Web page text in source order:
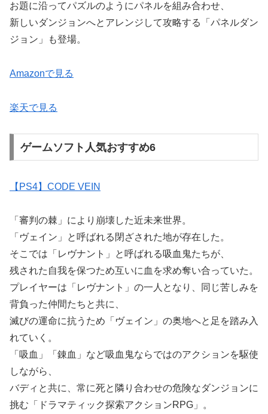
お題に沿ってパズルのようにパネルを組み合わせ、
新しいダンジョンへとアレンジして攻略する「パネルダン
ジョン」も登場。
Amazonで見る
楽天で見る
ゲームソフト人気おすすめ6
【PS4】CODE VEIN
「審判の棘」により崩壊した近未来世界。
「ヴェイン」と呼ばれる閉ざされた地が存在した。
そこでは「レヴナント」と呼ばれる吸血鬼たちが、
残された自我を保つため互いに血を求め奪い合っていた。
プレイヤーは「レヴナント」の一人となり、同じ苦しみを
背負った仲間たちと共に、
滅びの運命に抗うため「ヴェイン」の奥地へと足を踏み入
れていく。
「吸血」「錬血」など吸血鬼ならではのアクションを駆使
しながら、
バディと共に、常に死と隣り合わせの危険なダンジョンに
挑む「ドラマティック探索アクションRPG」。